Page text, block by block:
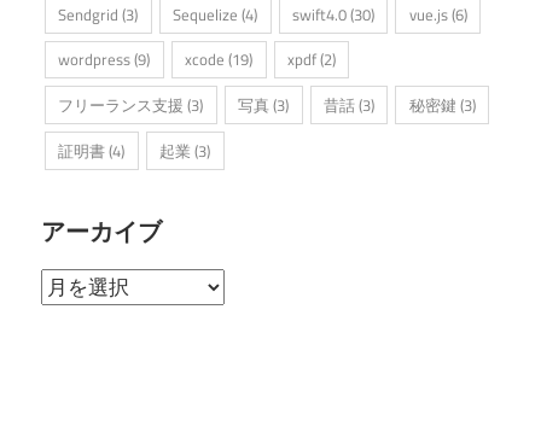
Sendgrid (3) Sequelize (4) swift4.0(30) vue.js(6)
wordpress(9) xcode (19) xpdf(2)
フリーランス支援 (3) 写真(3) 昔話(3) 秘密鍵 (3)
証明書(4) 起業 (3)
アーカイブ
ア